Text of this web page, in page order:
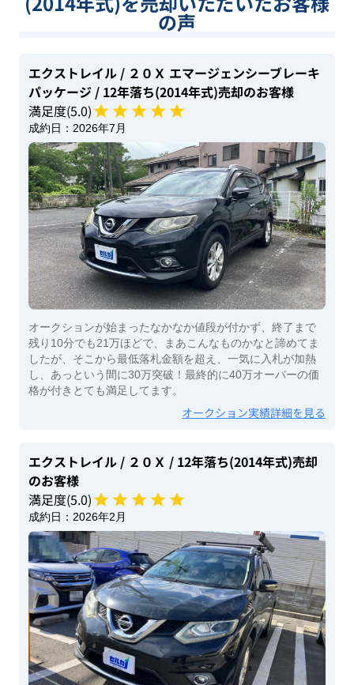
の声
エクストレイル / ２０Ｘ エマージェンシーブレーキ
パッケージ / 12年落ち(2014年式)売却のお客様
満足度(5.0)
成約日： 2026年7月
オークションが始まったなかなか値段が付かず、終了まで
残り10分でも21万ほどで、まあこんなものかなと諦めてま
したが、そこから最低落札金額を超え、一気に入札が加熱
し、あっという間に30万突破！最終的に40万オーバーの価
格が付きとても満足してます。
オークション実績詳細を見る
エクストレイル / ２０Ｘ / 12年落ち(2014年式)売却
のお客様
満足度(5.0)
成約日： 2026年2月